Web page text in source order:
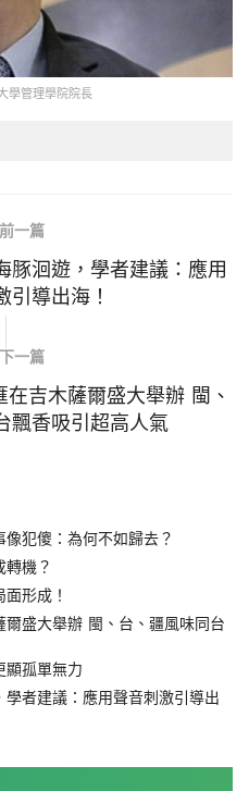
學管理學院院長
前一篇
豚洄遊，學者建議：應用
引導出海！
下一篇
吉木薩爾盛大舉辦 閩、
飄香吸引超高人氣
犯傻：為何不如歸去？
機？
形成！
盛大舉辦 閩、台、疆風味同台
顯孤單無力
者建議：應用聲音刺激引導出